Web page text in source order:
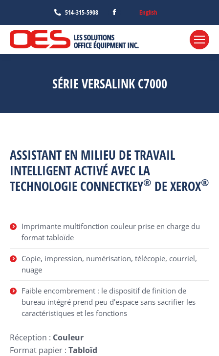
514-315-5908
Facebook
page
in
English
SÉRIE VERSALINK C7000
ASSISTANT EN MILIEU DE TRAVAIL
INTELLIGENT ACTIVÉ AVEC LA
TECHNOLOGIE CONNECTKEY® DE XEROX®
Imprimante multifonction couleur prise en charge du
format tabloïde
Copie, impression, numérisation, télécopie, courriel,
nuage
Faible encombrement : le dispositif de finition de
bureau intégré prend peu d’espace sans sacrifier les
caractéristiques et les fonctions
Réception : Couleur
Format papier : Tabloïd